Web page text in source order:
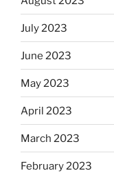
July 2023
June 2023
May 2023
April 2023
March 2023
February 2023